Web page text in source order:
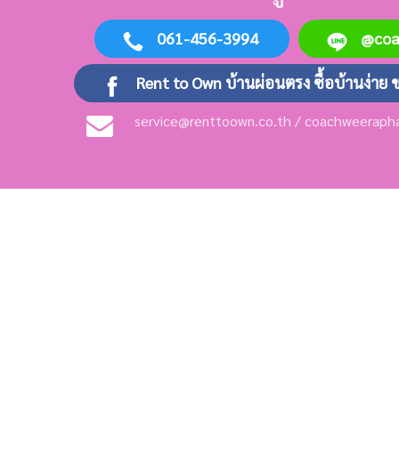
061-456-3994
Rent to Own บ้านผ่อนตรง ซื้อบ้านง่าย
service@renttoown.co.th /